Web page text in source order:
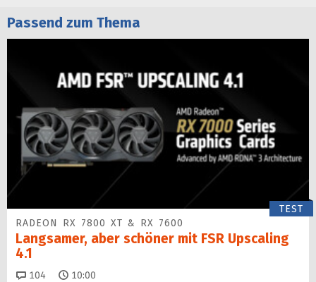
Passend zum Thema
TEST
RADEON RX 7800 XT & RX 7600
Langsamer, aber schöner mit FSR Upscaling
4.1
104 Kommentare
10:00